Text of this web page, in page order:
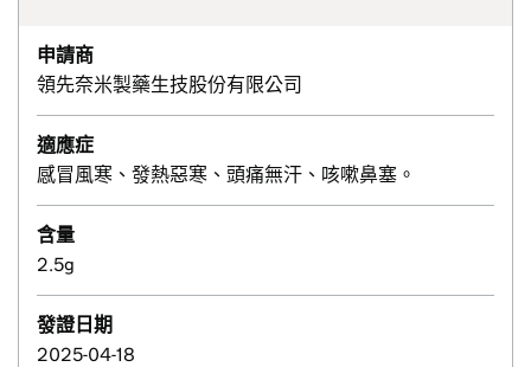
申請商
領先奈米製藥生技股份有限公司
適應症
感冒風寒、發熱惡寒、頭痛無汗、咳嗽鼻塞。
含量
2.5g
發證日期
2025-04-18